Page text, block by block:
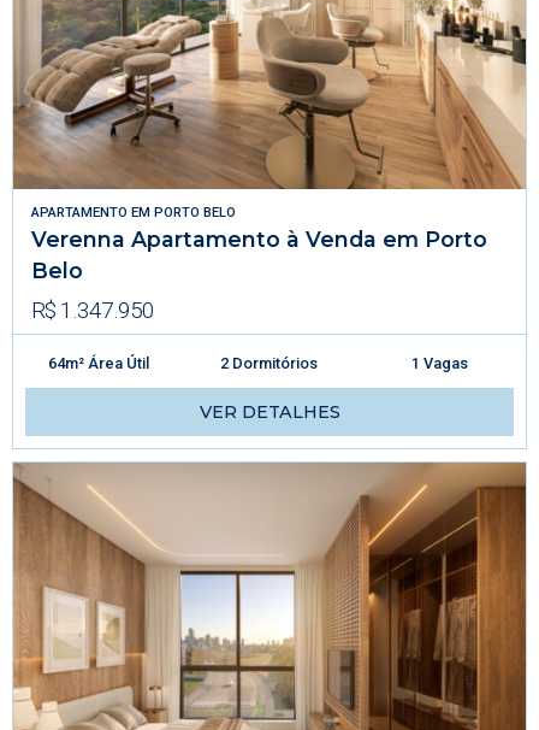
APARTAMENTO EM PORTO BELO
Verenna Apartamento à Venda em Porto
Belo
R$ 1.347.950
64m² Área Útil 2 Dormitórios 1 Vagas
VER DETALHES